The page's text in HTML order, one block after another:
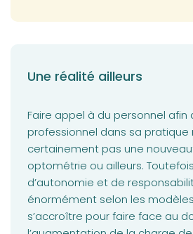
Une réalité ailleurs
Faire appel à du personnel afin
professionnel dans sa pratique
certainement pas une
optométrie ou ailleurs.
d’autonomie et de
énormément selon les
s’accroître pour faire face au